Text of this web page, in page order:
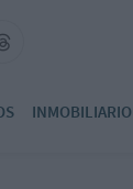
INMOBILIARIO